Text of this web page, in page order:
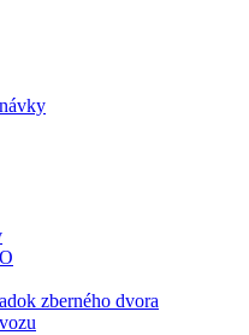
zberného dvora